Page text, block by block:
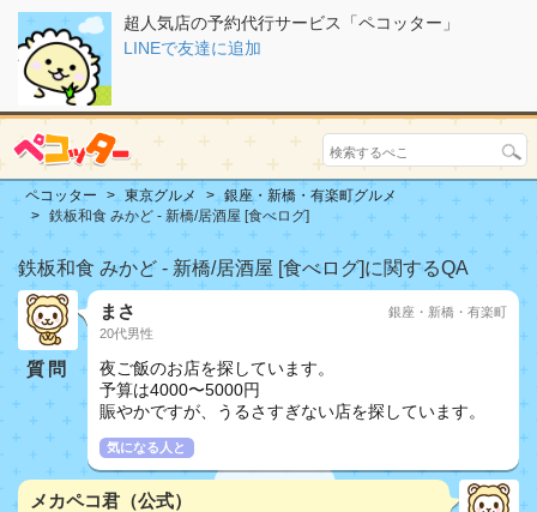
超人気店の予約代行サービス「ペコッター」
LINEで友達に追加
ペコッター 東京グルメ
銀座・新橋・有楽町グルメ
鉄板和食 みかど - 新橋/居酒屋 [食べログ]
鉄板和食 みかど - 新橋/居酒屋 [食べログ]に関するQA
質問
まさ
20代男性
銀座・新橋・有楽町
夜ご飯のお店を探しています。
予算は4000〜5000円
賑やかですが、うるさすぎない店を探しています。
気になる人と
メカペコ君（公式）